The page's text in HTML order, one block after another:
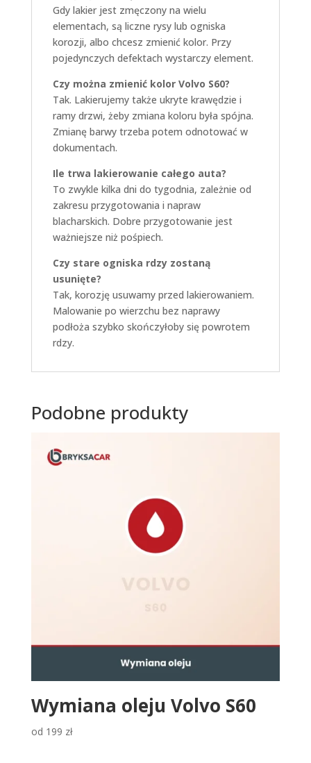
Gdy lakier jest zmęczony na wielu
elementach, są liczne rysy lub ogniska
korozji, albo chcesz zmienić kolor. Przy
pojedynczych defektach wystarczy element.
Czy można zmienić kolor Volvo S60?
Tak. Lakierujemy także ukryte krawędzie i
ramy drzwi, żeby zmiana koloru była spójna.
Zmianę barwy trzeba potem odnotować w
dokumentach.
Ile trwa lakierowanie całego auta?
To zwykle kilka dni do tygodnia, zależnie od
zakresu przygotowania i napraw
blacharskich. Dobre przygotowanie jest
ważniejsze niż pośpiech.
Czy stare ogniska rdzy zostaną
usunięte?
Tak, korozję usuwamy przed lakierowaniem.
Malowanie po wierzchu bez naprawy
podłoża szybko skończyłoby się powrotem
rdzy.
Podobne produkty
Wymiana oleju Volvo S60
od 199 zł